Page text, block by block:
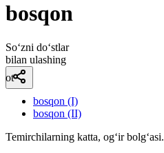
bosqon
So‘zni do‘stlar
bilan ulashing
ot
bosqon (I)
bosqon (II)
Temirchilarning katta, ogʻir bolgʻasi.